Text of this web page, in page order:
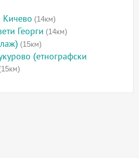
Кичево (14км)
Георги (14км)
(15км)
(етнографски